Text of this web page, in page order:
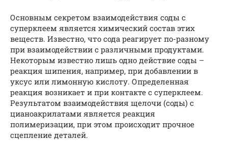
Основным секретом взаимодействия соды с
суперклеем является химический состав этих
веществ. Известно, что сода реагирует по-разному
при взаимодействии с различными продуктами.
Некоторым известно лишь одно действие соды –
реакция шипения, например, при добавлении в
уксус или лимонную кислоту. Определенная
реакция возникает и при контакте с суперклеем.
Результатом взаимодействия щелочи (соды) с
цианоакрилатами является реакция
полимеризации, при этом происходит прочное
сцепление деталей.